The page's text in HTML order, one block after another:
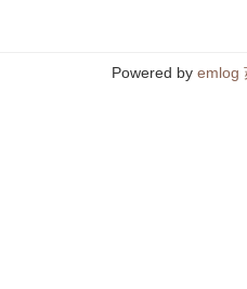
Powered by emlog